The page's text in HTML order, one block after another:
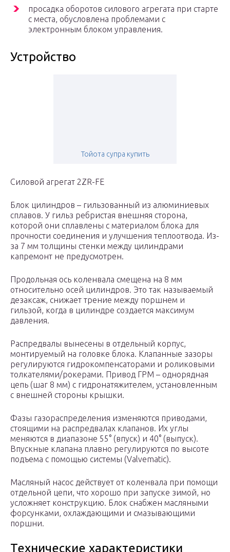
просадка оборотов силового агрегата при старте
с места, обусловлена проблемами с
электронным блоком управления.
Устройство
Тойота супра купить
Силовой агрегат 2ZR-FE
Блок цилиндров – гильзованный из алюминиевых
сплавов. У гильз ребристая внешняя сторона,
которой они сплавлены с материалом блока для
прочности соединения и улучшения теплоотвода. Из-
за 7 мм толщины стенки между цилиндрами
капремонт не предусмотрен.
Продольная ось коленвала смещена на 8 мм
относительно осей цилиндров. Это так называемый
дезаксаж, снижает трение между поршнем и
гильзой, когда в цилиндре создается максимум
давления.
Распредвалы вынесены в отдельный корпус,
монтируемый на головке блока. Клапанные зазоры
регулируются гидрокомпенсаторами и роликовыми
толкателями/рокерами. Привод ГРМ – однорядная
цепь (шаг 8 мм) с гидронатяжителем, установленным
с внешней стороны крышки.
Фазы газораспределения изменяются приводами,
стоящими на распредвалах клапанов. Их углы
меняются в диапазоне 55° (впуск) и 40° (выпуск).
Впускные клапана плавно регулируются по высоте
подъема с помощью системы (Valvematic).
Масляный насос действует от коленвала при помощи
отдельной цепи, что хорошо при запуске зимой, но
усложняет конструкцию. Блок снабжен масляными
форсунками, охлаждающими и смазывающими
поршни.
Технические характеристики